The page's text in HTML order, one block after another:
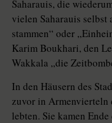
Saharauis, die
vielen Saharauis selbst
stammen“ oder
Karim Boukhari, den
Wakkala „die
In den Häusern des
zuvor in Armenvierteln
lebten. Sie kamen